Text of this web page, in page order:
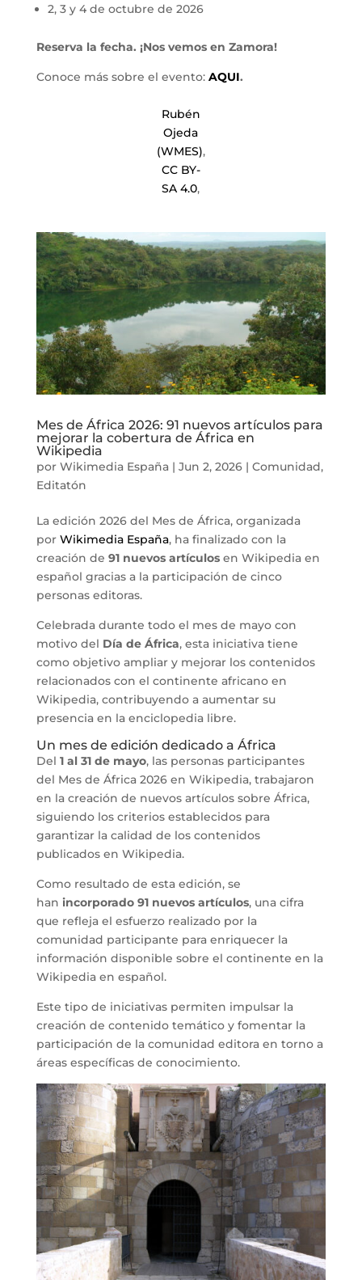
2, 3 y 4 de octubre de 2026
Reserva la fecha. ¡Nos vemos en Zamora!
Conoce más sobre el evento: AQUI.
Rubén
Ojeda
(WMES),
CC BY-
SA 4.0,
Mes de África 2026: 91 nuevos artículos para
mejorar la cobertura de África en
Wikipedia
por Wikimedia España| Jun 2, 2026| Comunidad,
Editatón
La edición 2026 del Mes de África, organizada
por Wikimedia España, ha finalizado con la
creación de 91 nuevos artículos en Wikipedia en
español gracias a la participación de cinco
personas editoras.
Celebrada durante todo el mes de mayo con
motivo del Día de África, esta iniciativa tiene
como objetivo ampliar y mejorar los contenidos
relacionados con el continente africano en
Wikipedia, contribuyendo a aumentar su
presencia en la enciclopedia libre.
Un mes de edición dedicado a África
Del 1 al 31 de mayo, las personas participantes
del Mes de África 2026 en Wikipedia, trabajaron
en la creación de nuevos artículos sobre África,
siguiendo los criterios establecidos para
garantizar la calidad de los contenidos
publicados en Wikipedia.
Como resultado de esta edición, se
han incorporado 91 nuevos artículos, una cifra
que refleja el esfuerzo realizado por la
comunidad participante para enriquecer la
información disponible sobre el continente en la
Wikipedia en español.
Este tipo de iniciativas permiten impulsar la
creación de contenido temático y fomentar la
participación de la comunidad editora en torno a
áreas específicas de conocimiento.